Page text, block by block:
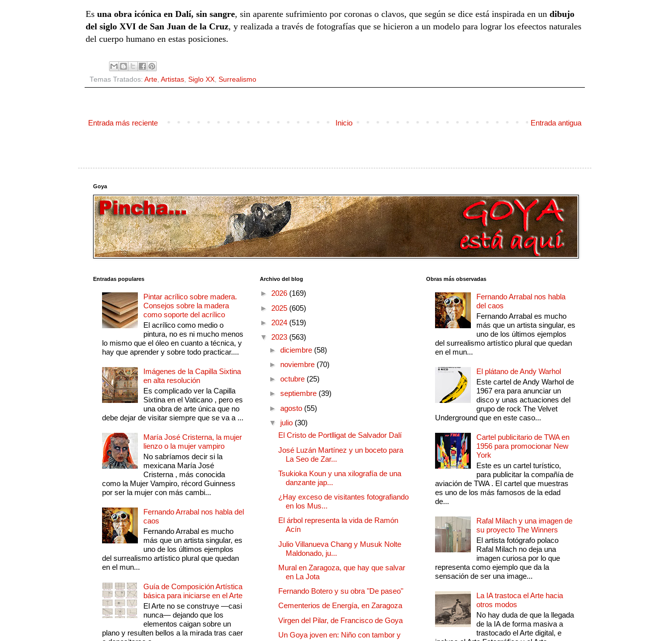
Es una obra icónica en Dalí, sin sangre, sin aparente sufrimiento por coronas o clavos, que según se dice está inspirada en un dibujo
del siglo XVI de San Juan de la Cruz, y realizada a través de fotografías que se hicieron a un modelo para lograr los efeectos naturales
del cuerpo humano en estas posiciones.
Temas Tratados: Arte, Artistas, Siglo XX, Surrealismo
Entrada más reciente Entrada antigua
Inicio
Goya
Entradas populares
Pintar acrílico sobre madera.
Consejos sobre la madera
como soporte del acrílico
El acrílico como medio o
pintura, no es ni mucho menos
lo mismo que el óleo en cuanto a técnica, y
hay que aprender y sobre todo practicar....
Imágenes de la Capilla Sixtina
en alta resolución
Es complicado ver la Capilla
Sixtina en el Vaticano , pero es
una obra de arte única que no
debe dejar de visitar siempre que se va a ...
María José Cristerna, la mujer
lienzo o la mujer vampiro
No sabríamos decir si la
mexicana María José
Cristerna , más conocida
como la Mujer Vampiro, récord Guinness
por ser la mujer con más cambi...
Fernando Arrabal nos habla del
caos
Fernando Arrabal es mucho
más que un artista singular, es
uno de los últimos ejemplos
del surrealismo artístico plural que quedan
en el mun...
Guía de Composición Artística
básica para iniciarse en el Arte
El Arte no se construye —casi
nunca— dejando que los
elementos caigan sobre un
plano y resulten bellos a la mirada tras caer
Archivo del blog
► 2026 (169)
► 2025 (605)
► 2024 (519)
▼ 2023 (563)
► diciembre (58)
► noviembre (70)
► octubre (25)
► septiembre (39)
► agosto (55)
▼ julio (30)
El Cristo de Portlligat de Salvador Dalí
José Luzán Martínez y un boceto para
La Seo de Zar...
Tsukioka Koun y una xilografía de una
danzante jap...
¿Hay exceso de visitantes fotografiando
en los Mus...
El árbol representa la vida de Ramón
Acín
Julio Villanueva Chang y Musuk Nolte
Maldonado, ju...
Mural en Zaragoza, que hay que salvar
en La Jota
Fernando Botero y su obra "De paseo"
Cementerios de Energía, en Zaragoza
Virgen del Pilar, de Francisco de Goya
Un Goya joven en: Niño con tambor y
Obras más observadas
Fernando Arrabal nos habla
del caos
Fernando Arrabal es mucho
más que un artista singular, es
uno de los últimos ejemplos
del surrealismo artístico plural que quedan
en el mun...
El plátano de Andy Warhol
Este cartel de Andy Warhol de
1967 era para anunciar un
disco y unas actuaciones del
grupo de rock The Velvet
Underground que en este caso...
Cartel publicitario de TWA en
1956 para promocionar New
York
Este es un cartel turístico,
para publicitar la compañía de
aviación de TWA . El cartel que muestras
es uno de los más famosos de la edad
de...
Rafal Milach y una imagen de
su proyecto The Winners
El artista fotógrafo polaco
Rafal Milach no deja una
imagen curiosa por lo que
representa como ejemplo que da la
sensación de ser una image...
La IA trastoca el Arte hacia
otros modos
No hay duda de que la llegada
de la IA de forma masiva a
trastocado el Arte digital, e